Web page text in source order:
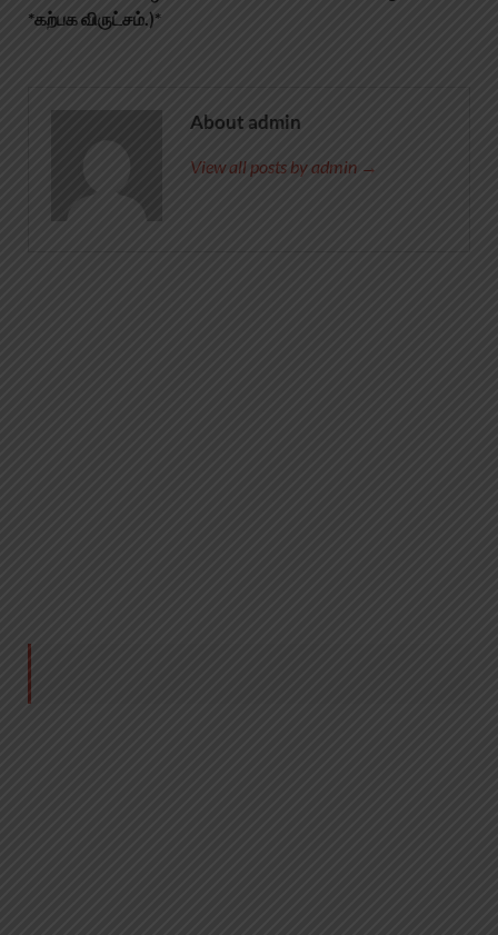
*கற்பக விருட்சம்.)*
About admin
View all posts by admin →